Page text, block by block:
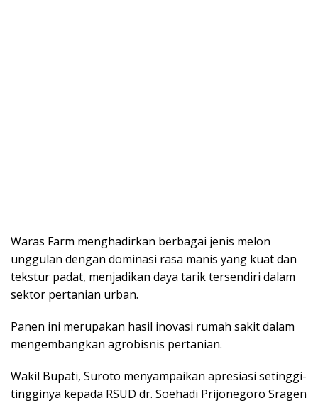
Waras Farm menghadirkan berbagai jenis melon
unggulan dengan dominasi rasa manis yang kuat dan
tekstur padat, menjadikan daya tarik tersendiri dalam
sektor pertanian urban.
Panen ini merupakan hasil inovasi rumah sakit dalam
mengembangkan agrobisnis pertanian.
Wakil Bupati, Suroto menyampaikan apresiasi setinggi-
tingginya kepada RSUD dr. Soehadi Prijonegoro Sragen